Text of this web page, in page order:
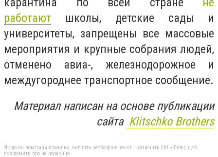
работают школы, детские сады и
университеты, запрещены все массовые
мероприятия и крупные собрания людей,
отменено авиа-, железнодорожное и
междугороднее транспортное сообщение.
Материал написан на основе публикации
сайта Klitschko Brothers
Якщо ви помітили помилку, виділіть необхідний текст і натисніть Ctrl + Enter, щоб
повідомити про це редакцію